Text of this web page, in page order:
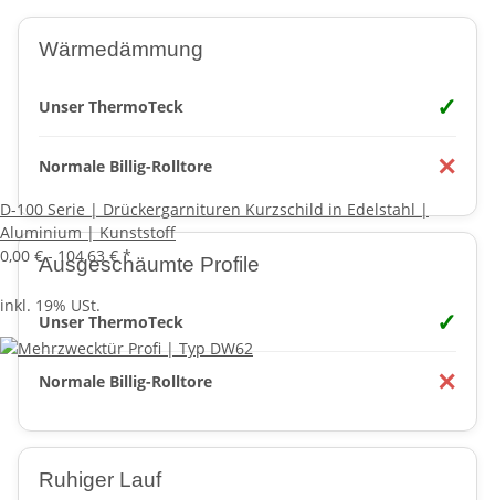
Wärmedämmung
Unser ThermoTeck ✓
Normale Billig-Rolltore ✕
Ausgeschäumte Profile
Unser ThermoTeck ✓
Normale Billig-Rolltore ✕
Ruhiger Lauf
D-100 Serie | Drückergarnituren Kurzschild in Edelstahl |
Aluminium | Kunststoff
0,00 € -104,63 €*
inkl. 19% USt.